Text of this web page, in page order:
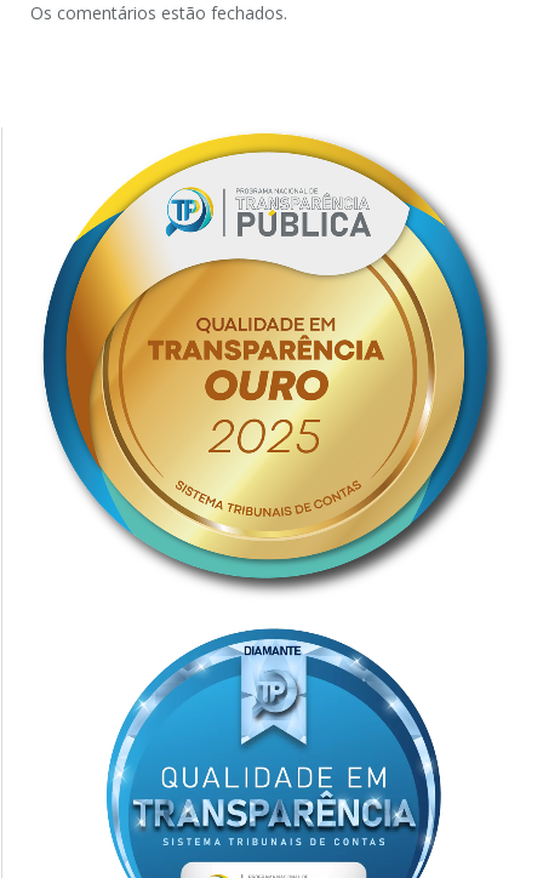
Os comentários estão fechados.